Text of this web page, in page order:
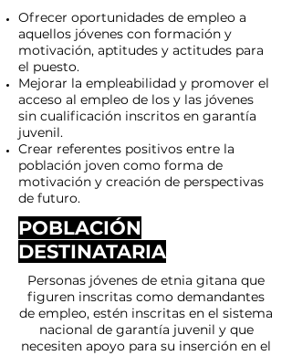
Ofrecer oportunidades de empleo a
aquellos jóvenes con formación y
motivación, aptitudes y actitudes para
el puesto.
Mejorar la empleabilidad y promover el
acceso al empleo de los y las jóvenes
sin cualificación inscritos en garantía
juvenil.
Crear referentes positivos entre la
población joven como forma de
motivación y creación de perspectivas
de futuro.
POBLACIÓN
DESTINATARIA
Personas jóvenes de etnia gitana que
figuren inscritas como demandantes
de empleo, estén inscritas en el sistema
nacional de garantía juvenil y que
necesiten apoyo para su inserción en el